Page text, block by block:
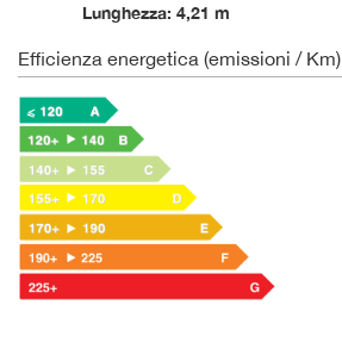
Lunghezza: 4,21 m
Efficienza energetica (emissioni / Km)